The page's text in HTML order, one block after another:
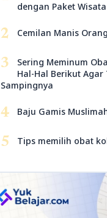
dengan Paket
2 Cemilan Manis
3
Sering Meminum
Hal-Hal Berikut Agar
Sampingnya
4 Baju Gamis
5 Tips memilih obat